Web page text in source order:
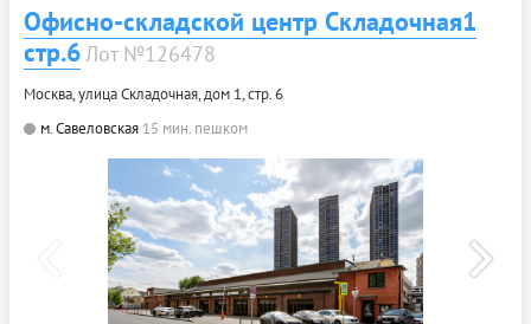
Офисно-складской центр Складочная1
стр.6Лот №126478
Москва, улица Складочная, дом 1, стр. 6
м. Савеловская 15 мин. пешком